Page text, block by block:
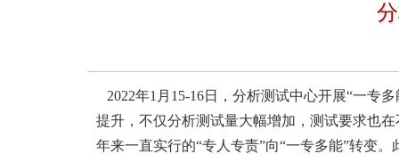
2022年1月15-16日，分析测试中心开展“一专
提升，不仅分析测试量大幅增加，测试要求也
年来一直实行的“专人专责”向“一专多能”转变